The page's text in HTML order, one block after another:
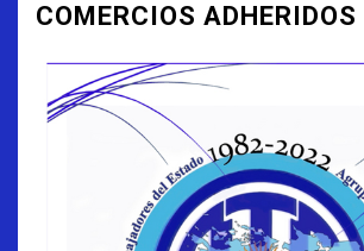
COMERCIOS ADHERIDOS